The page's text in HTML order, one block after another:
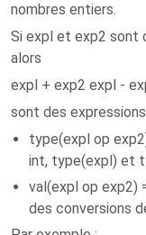
nombres entiers.
Si expl et exp2 sont
alors
expl + exp2 expl -
sont des
type(expl op
int, type(expl) et
val(expl op exp2)
des conversions